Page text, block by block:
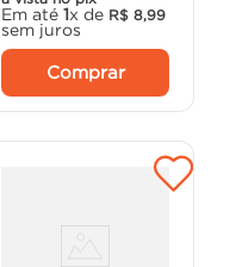
Em até 1x de R$ 8,99
sem juros
Comprar